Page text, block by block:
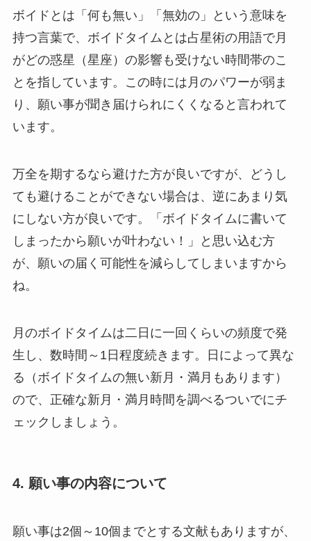
ボイドとは「何も無い」「無効の」という意味を
持つ言葉で、ボイドタイムとは占星術の用語で月
がどの惑星（星座）の影響も受けない時間帯のこ
とを指しています。この時には月のパワーが弱ま
り、願い事が聞き届けられにくくなると言われて
います。
万全を期するなら避けた方が良いですが、どうし
ても避けることができない場合は、逆にあまり気
にしない方が良いです。「ボイドタイムに書いて
しまったから願いが叶わない！」と思い込む方
が、願いの届く可能性を減らしてしまいますから
ね。
月のボイドタイムは二日に一回くらいの頻度で発
生し、数時間～1日程度続きます。日によって異な
る（ボイドタイムの無い新月・満月もあります）
ので、正確な新月・満月時間を調べるついでにチ
ェックしましょう。
4. 願い事の内容について
願い事は2個～10個までとする文献もありますが、